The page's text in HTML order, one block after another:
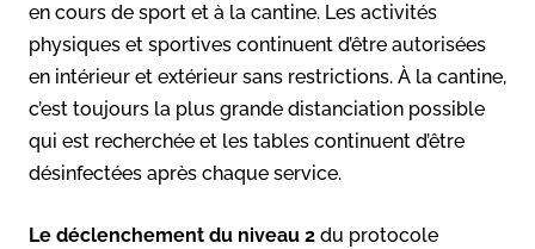
en cours de sport et à la cantine. Les activités
physiques et sportives continuent d’être autorisées
en intérieur et extérieur sans restrictions. À la cantine,
c’est toujours la plus grande distanciation possible
qui est recherchée et les tables continuent d’être
désinfectées après chaque service.
Le déclenchement du niveau 2 du protocole